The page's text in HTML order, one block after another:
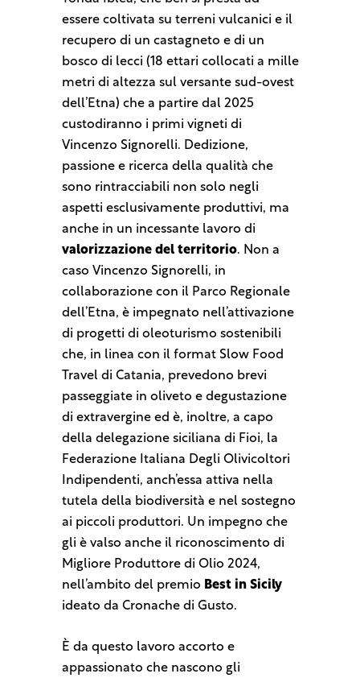
essere coltivata su terreni vulcanici e il
recupero di un castagneto e di un
bosco di lecci (18 ettari collocati a mille
metri di altezza sul versante sud-ovest
dell’Etna) che a partire dal 2025
custodiranno i primi vigneti di
Vincenzo Signorelli. Dedizione,
passione e ricerca della qualità che
sono rintracciabili non solo negli
aspetti esclusivamente produttivi, ma
anche in un incessante lavoro di
valorizzazione del territorio. Non a
caso Vincenzo Signorelli, in
collaborazione con il Parco Regionale
dell’Etna, è impegnato nell’attivazione
di progetti di oleoturismo sostenibili
che, in linea con il format Slow Food
Travel di Catania, prevedono brevi
passeggiate in oliveto e degustazione
di extravergine ed è, inoltre, a capo
della delegazione siciliana di Fioi, la
Federazione Italiana Degli Olivicoltori
Indipendenti, anch’essa attiva nella
tutela della biodiversità e nel sostegno
ai piccoli produttori. Un impegno che
gli è valso anche il riconoscimento di
Migliore Produttore di Olio 2024,
nell’ambito del premio Best in Sicily
ideato da Cronache di Gusto.
È da questo lavoro accorto e
appassionato che nascono gli